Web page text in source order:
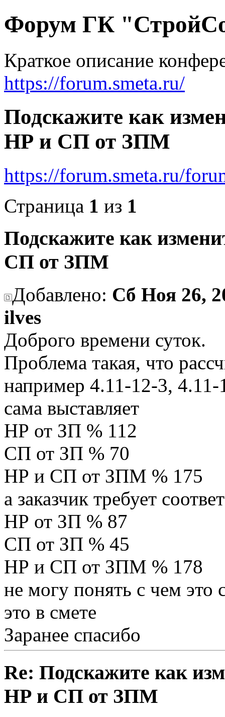
Форум ГК
Краткое описание
https://forum.smeta.ru/
Подскажите как
НР и СП от ЗПМ
https://forum.smeta.ru/
Страница 1 из 1
Подскажите как
СП от ЗПМ
Добавлено: Сб Ноя 26,
ilves
Доброго времени суток.
Проблема такая, что
например 4.11-12-3,
сама выставляет
НР от ЗП % 112
СП от ЗП % 70
НР и СП от ЗПМ % 175
а заказчик требует
НР от ЗП % 87
СП от ЗП % 45
НР и СП от ЗПМ % 178
не могу понять с чем это
это в смете
Заранее спасибо
Re: Подскажите как
НР и СП от ЗПМ